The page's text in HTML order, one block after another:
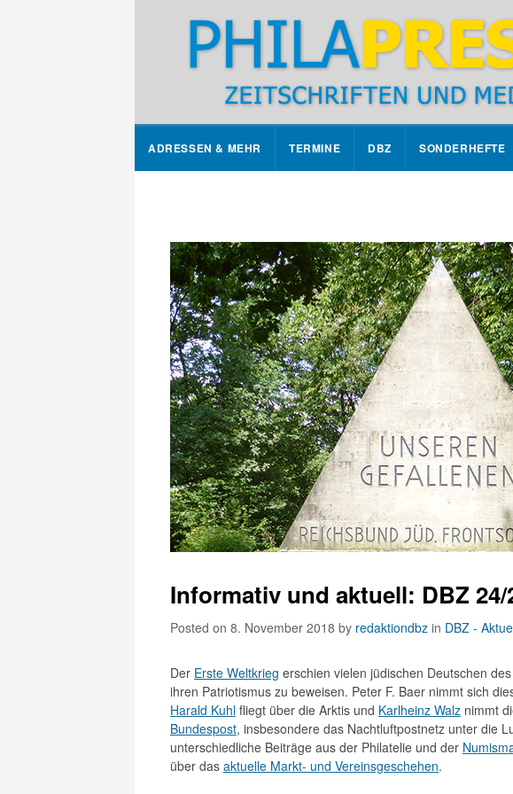
ADRESSEN & MEHR TERMINE DBZ SONDERHEFTE
Informativ und aktuell: DBZ 24/
Posted on 8. November 2018 by redaktiondbz in DBZ -
Der Erste Weltkrieg erschien vielen jüdischen Deutschen
ihren Patriotismus zu beweisen. Peter F. Baer nimmt sich
Harald Kuhl fliegt über die Arktis und Karlheinz Walz nimmt
Bundespost, insbesondere das Nachtluftpostnetz unter die
unterschiedliche Beiträge aus der Philatelie und der
über das aktuelle Markt- und Vereinsgeschehen.